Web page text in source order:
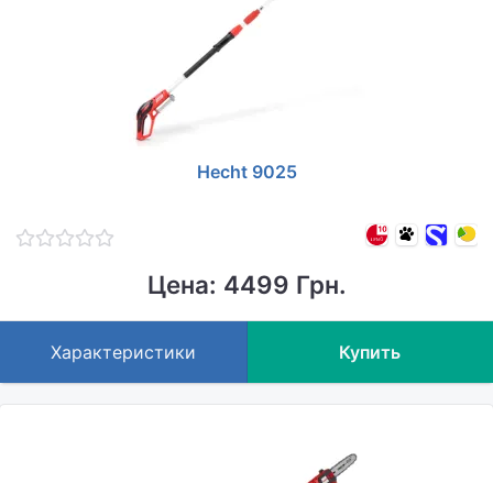
Hecht 9025
Цена: 4499 Грн.
Характеристики Купить